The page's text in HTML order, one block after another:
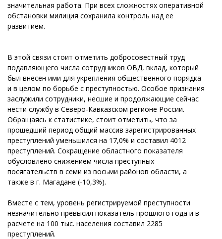
значительная работа. При всех сложностях оперативной
обстановки милиция сохранила контроль над ее
развитием.
В этой связи стоит отметить добросовестный труд
подавляющего числа сотрудников ОВД, вклад, который
был внесен ими для укрепления общественного порядка
и в целом по борьбе с преступностью. Особое признания
заслужили сотрудники, несшие и продолжающие сейчас
нести службу в Северо-Кавказском регионе России.
Обращаясь к статистике, стоит отметить, что за
прошедший период общий массив зарегистрированных
преступлений уменьшился на 17,0% и составил 4012
преступлений. Сокращение областного показателя
обусловлено снижением числа преступных
посягательств в семи из восьми районов области, а
также в г. Магадане (-10,3%).
Вместе с тем, уровень регистрируемой преступности
незначительно превысил показатель прошлого года и в
расчете на 100 тыс. населения составил 2285
преступлений.